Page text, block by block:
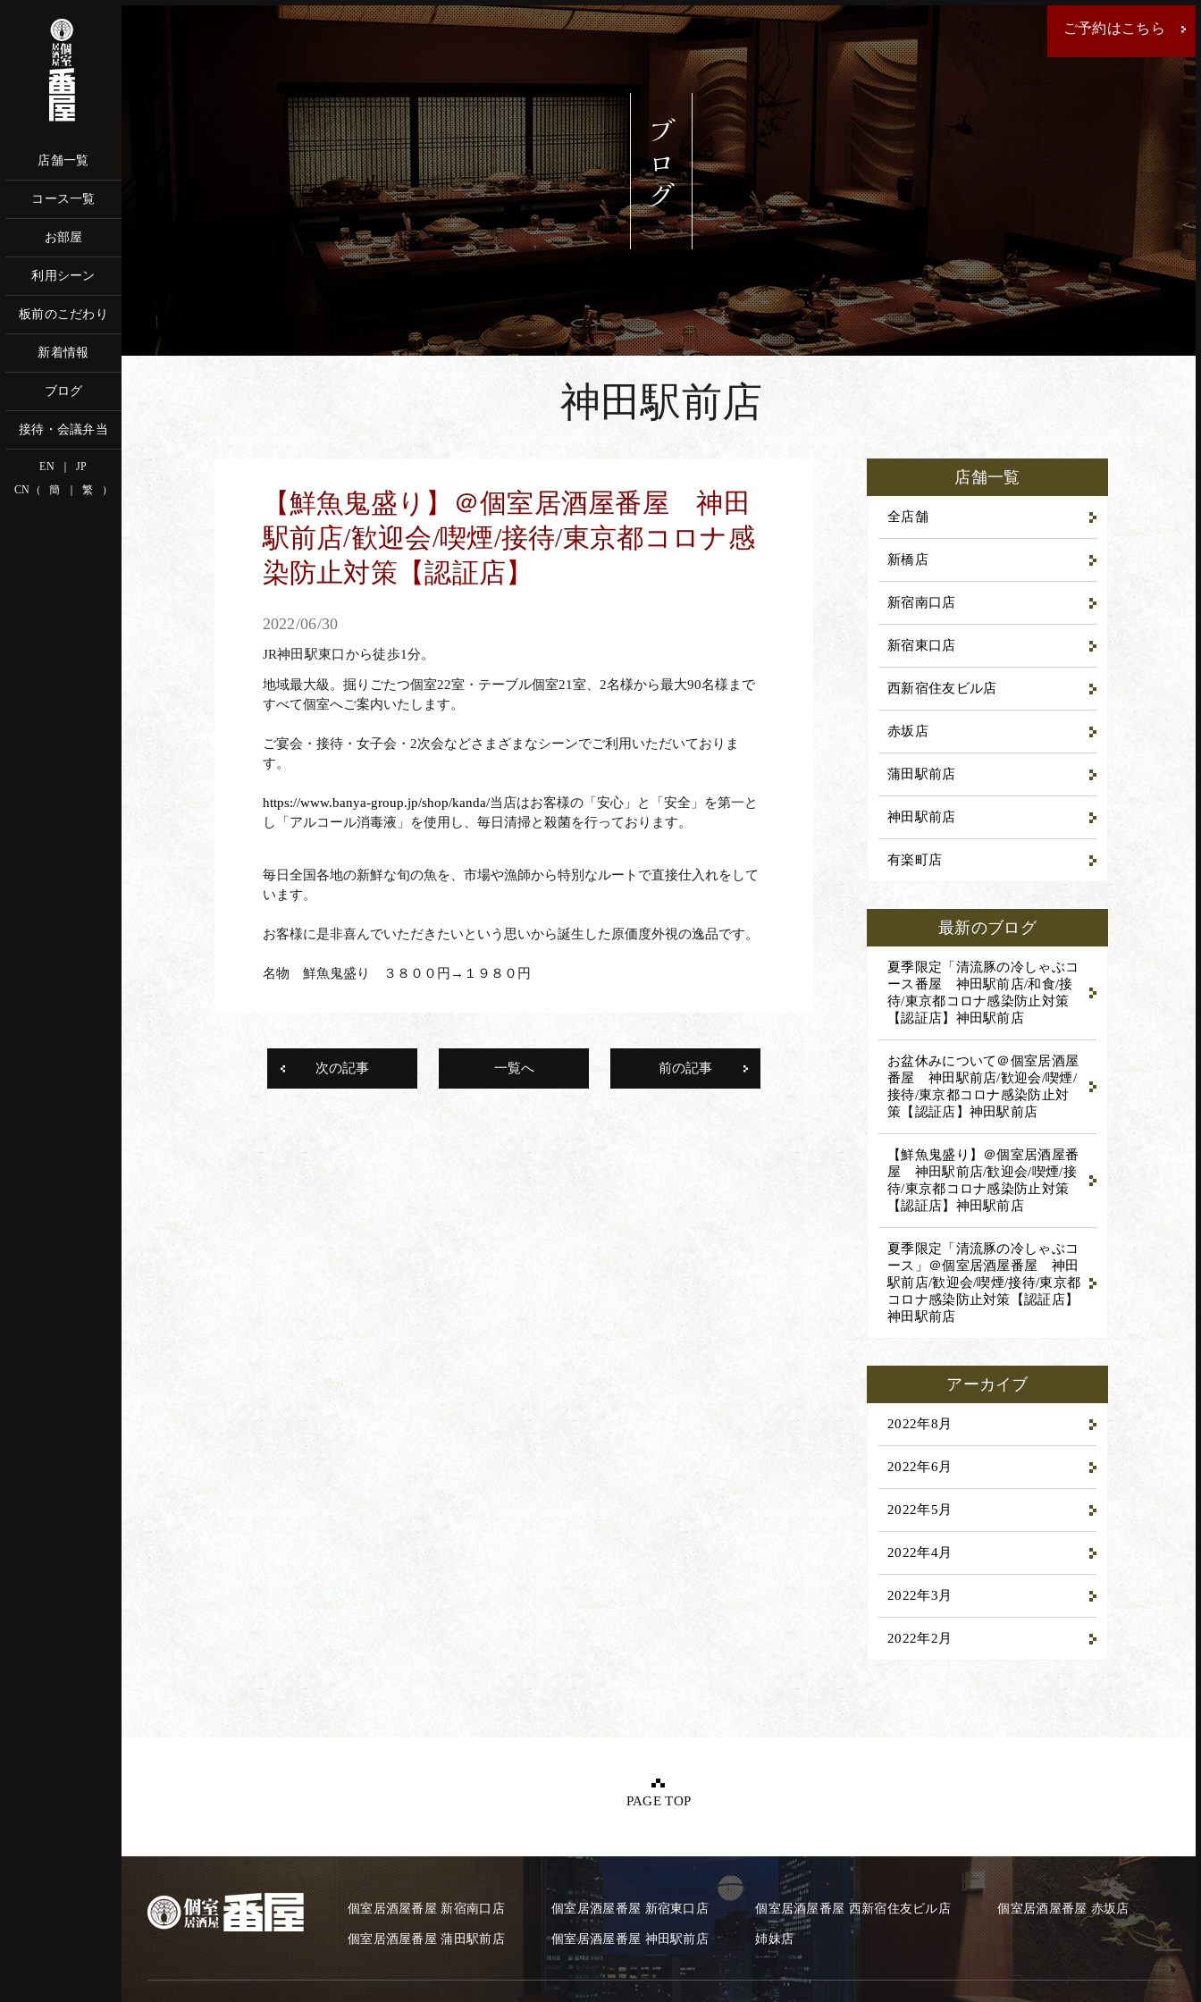
店舗一覧
コース一覧
お部屋
利用シーン
板前のこだわり
新着情報
ブログ
接待・会議弁当
EN
JP
CN （ 簡 繁 ）
ご予約はこちら
神田駅前店
【鮮魚鬼盛り】＠個室居酒屋番屋 神田
駅前店/歓迎会/喫煙/接待/東京都コロナ感
染防止対策【認証店】
2022/06/30
JR神田駅東口から徒歩1分。
地域最大級。掘りごたつ個室22室・テーブル個室21室、2名様から最大90名様まで
すべて個室へご案内いたします。
ご宴会・接待・女子会・2次会などさまざまなシーンでご利用いただいておりま
す。
https://www.banya-group.jp/shop/kanda/当店はお客様の「安心」と「安全」を第一と
し「アルコール消毒液」を使用し、毎日清掃と殺菌を行っております。
毎日全国各地の新鮮な旬の魚を、市場や漁師から特別なルートで直接仕入れをして
います。
お客様に是非喜んでいただきたいという思いから誕生した原価度外視の逸品です。
名物 鮮魚鬼盛り ３８００円→１９８０円
次の記事 一覧へ 前の記事
店舗一覧
全店舗
新橋店
新宿南口店
新宿東口店
西新宿住友ビル店
赤坂店
蒲田駅前店
神田駅前店
有楽町店
最新のブログ
夏季限定「清流豚の冷しゃぶコ
ース番屋 神田駅前店/和食/接
待/東京都コロナ感染防止対策
【認証店】 神田駅前店
お盆休みについて＠個室居酒屋
番屋 神田駅前店/歓迎会/喫煙/
接待/東京都コロナ感染防止対
策【認証店】 神田駅前店
【鮮魚鬼盛り】＠個室居酒屋番
屋 神田駅前店/歓迎会/喫煙/接
待/東京都コロナ感染防止対策
【認証店】 神田駅前店
夏季限定「清流豚の冷しゃぶコ
ース」＠個室居酒屋番屋 神田
駅前店/歓迎会/喫煙/接待/東京都
コロナ感染防止対策【認証店】
神田駅前店
アーカイブ
2022年8月
2022年6月
2022年5月
2022年4月
2022年3月
2022年2月
PAGE TOP
個室居酒屋番屋 新宿南口店 個室居酒屋番屋 新宿東口店 個室居酒屋番屋 西新宿住友ビル店 個室居酒屋番屋 赤坂店
個室居酒屋番屋 蒲田駅前店 個室居酒屋番屋 神田駅前店 姉妹店
ネットからご予約される方はご希望の店舗をクリックしてください。
お電話でご予約される方は各番号へお電話ください。
新宿南口店
tel.03-5909-7451
新宿東口店でWEB予約
西新宿住友ビル店
神田駅前店でWEB予約
蒲田駅前店
でWEB予約
ご来店前日および当日のキャンセルについては、下記の通りキャンセル料を頂戴いたします。
コース金額の100%